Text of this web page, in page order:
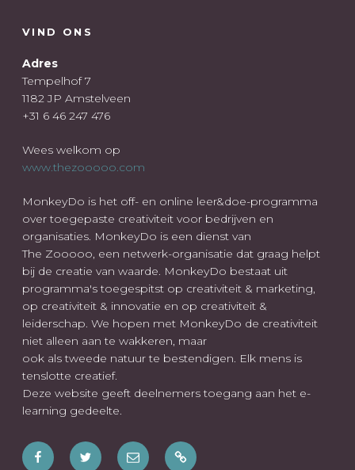
VIND ONS
Adres
Tempelhof 7
1182 JP Amstelveen
+31 6 46 247 476
Wees welkom op
www.thezooooo.com
MonkeyDo is het off- en online leer&doe-programma
over toegepaste creativiteit voor bedrijven en
organisaties. MonkeyDo is een dienst van
The Zooooo, een netwerk-organisatie dat graag helpt
bij de creatie van waarde. MonkeyDo bestaat uit
programma's toegespitst op creativiteit & marketing,
op creativiteit & innovatie en op creativiteit &
leiderschap. We hopen met MonkeyDo de creativiteit
niet alleen aan te wakkeren, maar
ook als tweede natuur te bestendigen. Elk mens is
tenslotte creatief.
Deze website geeft deelnemers toegang aan het e-
learning gedeelte.
FacebookTwitter E-
Wees